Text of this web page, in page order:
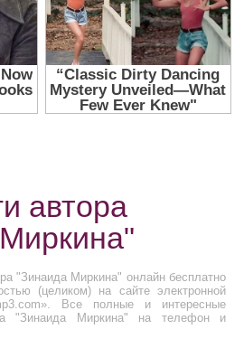
автора
"Зинаида Миркина" онлайн бесплатно
(целиком) на сайте электронной
Все полные и интересные
"Зинаида Миркина" на телефон и